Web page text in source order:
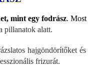
mint egy fodrász. Most
pillanatok alatt.
hajgöndörítőket és
frizurát.